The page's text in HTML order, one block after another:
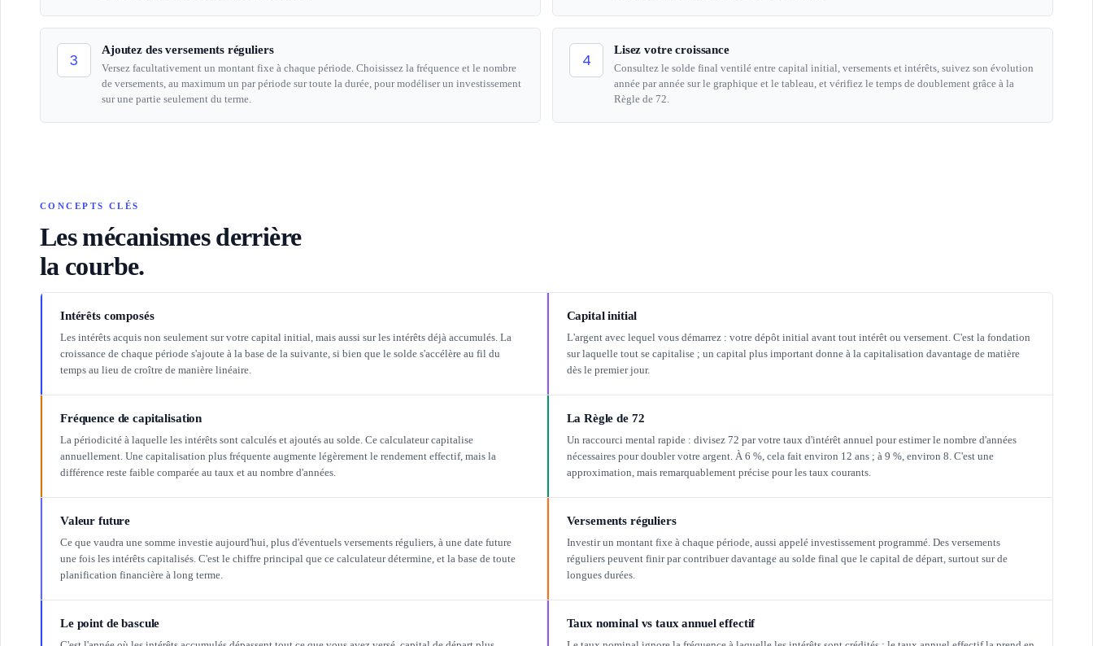
3
Ajoutez des versements réguliers
Versez facultativement un montant fixe à chaque période. Choisissez la fréquence et le nombre
de versements, au maximum un par période sur toute la durée, pour modéliser un investissement
sur une partie seulement du terme.
4
Lisez votre croissance
Consultez le solde final ventilé entre capital initial, versements et intérêts, suivez son évolution
année par année sur le graphique et le tableau, et vérifiez le temps de doublement grâce à la
Règle de 72.
CONCEPTS CLÉS
Les mécanismes derrière
la courbe.
Intérêts composés
Les intérêts acquis non seulement sur votre capital initial, mais aussi sur les intérêts déjà accumulés. La
croissance de chaque période s'ajoute à la base de la suivante, si bien que le solde s'accélère au fil du
temps au lieu de croître de manière linéaire.
Capital initial
L'argent avec lequel vous démarrez : votre dépôt initial avant tout intérêt ou versement. C'est la fondation
sur laquelle tout se capitalise ; un capital plus important donne à la capitalisation davantage de matière
dès le premier jour.
Fréquence de capitalisation
La périodicité à laquelle les intérêts sont calculés et ajoutés au solde. Ce calculateur capitalise
annuellement. Une capitalisation plus fréquente augmente légèrement le rendement effectif, mais la
différence reste faible comparée au taux et au nombre d'années.
La Règle de 72
Un raccourci mental rapide : divisez 72 par votre taux d'intérêt annuel pour estimer le nombre d'années
nécessaires pour doubler votre argent. À 6 %, cela fait environ 12 ans ; à 9 %, environ 8. C'est une
approximation, mais remarquablement précise pour les taux courants.
Valeur future
Ce que vaudra une somme investie aujourd'hui, plus d'éventuels versements réguliers, à une date future
une fois les intérêts capitalisés. C'est le chiffre principal que ce calculateur détermine, et la base de toute
planification financière à long terme.
Versements réguliers
Investir un montant fixe à chaque période, aussi appelé investissement programmé. Des versements
réguliers peuvent finir par contribuer davantage au solde final que le capital de départ, surtout sur de
longues durées.
Le point de bascule Taux nominal vs taux annuel effectif